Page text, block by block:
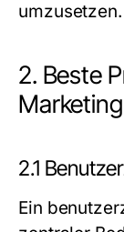
umzusetzen.
2. Beste
2.1
Ein